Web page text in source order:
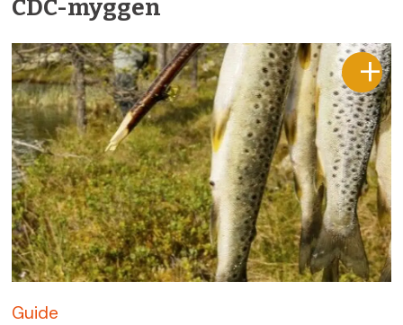
CDC-myggen
Guide